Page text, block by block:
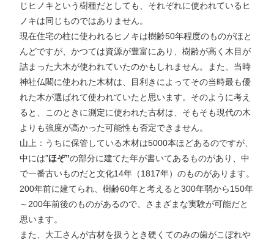
じヒノキという樹種だとしても、それぞれに使われているヒ
ノキは同じものではありません。
現在住宅の柱に使われるヒノキは樹齢50年程度のものがほと
んどですが、かつては資源が豊富にあり、樹齢が高く木目が
詰まった大木が使われていたのかもしれません。また、当時
神社仏閣に使われた木材は、目利きによってその当時最も優
れた木が選ばれて使われていたと思います。そのように考え
ると、このときに測定に使われた古材は、そもそも現代の木
よりも強度が高かった可能性も否定できません。
山上：うちに保管している木材は5000本ほどあるのですが、
中には”ほぞ”の部分に建てた年が書いてあるものがあり、中
で一番古いものだと文化14年（1817年）のものがあります。
200年前に建てられ、樹齢60年と考えると300年弱から150年
～200年前後のものがあるので、さまざまな実験が可能だと
思います。
また、大工さんが古材を扱うとき硬くてのみの歯がこぼれや